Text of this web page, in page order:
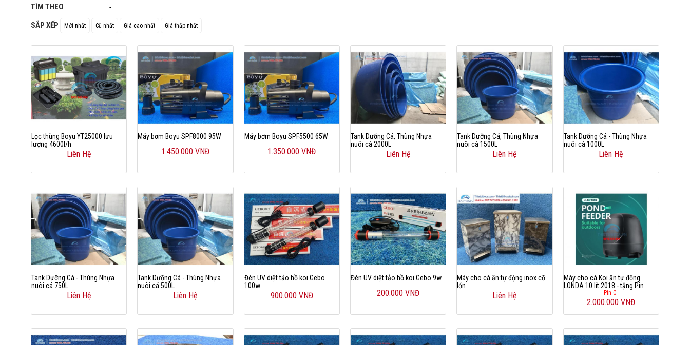
Vợt Lùa, Bắt Cá Koi
Máy Cho Ăn Tự Động
Phụ Kiện Sủi Hồ Koi
Tank Dưỡng cá - Thùng Nhựa Nuôi cá
TÌM THEO
SẮP XẾP
Mới nhất Cũ nhất Giá cao nhất Giá thấp nhất
Lọc thùng Boyu YT25000 lưu
lượng 4600l/h
Liên Hệ
Máy bơm Boyu SPF8000 95W
1.450.000 VNĐ
Máy bơm Boyu SPF5500 65W
1.350.000 VNĐ
Tank Dưỡng Cá, Thùng Nhựa
nuôi cá 2000L
Liên Hệ
Tank Dưỡng Cá, Thùng Nhựa
nuôi cá 1500L
Liên Hệ
Tank Dưỡng Cá - Thùng Nhựa
nuôi cá 1000L
Liên Hệ
Tank Dưỡng Cá - Thùng Nhựa
nuôi cá 750L
Liên Hệ
Tank Dưỡng Cá - Thùng Nhựa
nuôi cá 500L
Liên Hệ
Đèn UV diệt tảo hồ koi Gebo
100w
900.000 VNĐ
Đèn UV diệt tảo hồ koi Gebo 9w
200.000 VNĐ
Máy cho cá ăn tự động inox cỡ
lớn
Liên Hệ
Máy cho cá Koi ăn tự động
LONDA 10 lít 2018 - tặng Pin
Pin C
2.000.000 VNĐ